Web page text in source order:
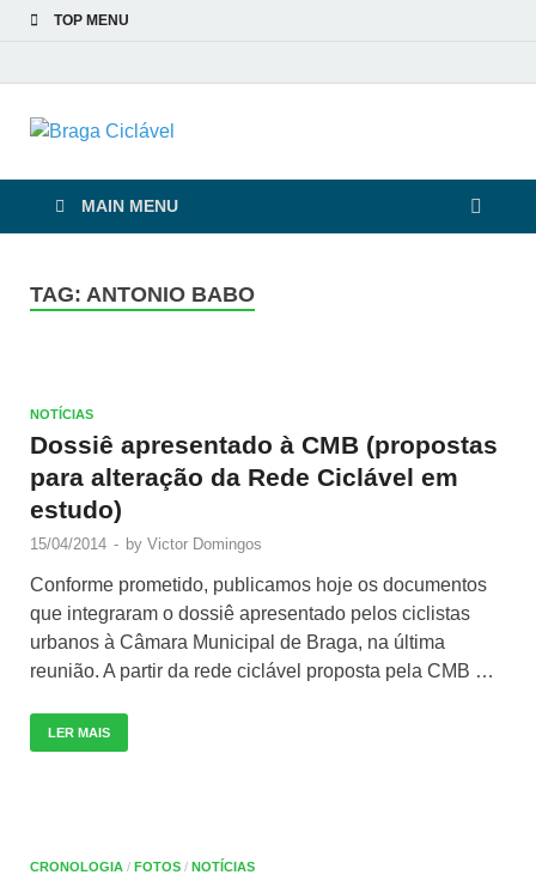
TOP MENU
Braga Ciclável
MAIN MENU
TAG: ANTONIO BABO
NOTÍCIAS
Dossiê apresentado à CMB (propostas
para alteração da Rede Ciclável em
estudo)
15/04/2014 - by Victor Domingos
Conforme prometido, publicamos hoje os documentos
que integraram o dossiê apresentado pelos ciclistas
urbanos à Câmara Municipal de Braga, na última
reunião. A partir da rede ciclável proposta pela CMB …
LER MAIS
CRONOLOGIA / FOTOS / NOTÍCIAS